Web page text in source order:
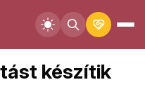
készítik